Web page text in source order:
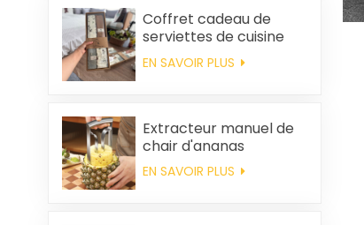
Coffret cadeau de
serviettes de cuisine
carrées et chiffons en
coton personnalisés,
ménager
EN SAVOIR PLUS
Extracteur manuel de
chair d'ananas
EN SAVOIR PLUS